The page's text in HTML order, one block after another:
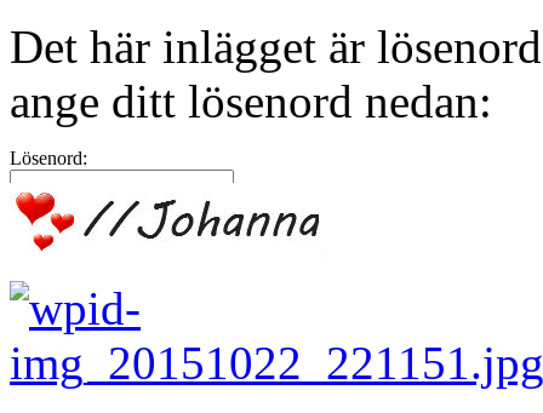
Det här inlägget är
ange ditt lösenord nedan:
Lösenord: